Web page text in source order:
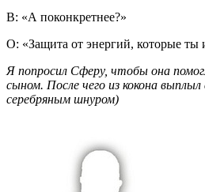
В: «А поконкретнее?»
О: «Защита от энергий, которые ты
Я попросил Сферу, чтобы она
сыном. После чего из кокона
серебряным шнуром)